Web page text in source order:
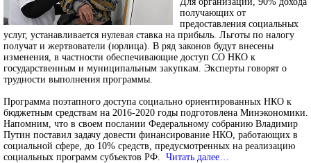
получающих от
предоставления социальных
услуг, устанавливается нулевая ставка на прибыль. Льготы по налогу
получат и жертвователи (юрлица). В ряд законов будут внесены
изменения, в частности обеспечивающие доступ СО НКО к
государственным и муниципальным закупкам. Эксперты говорят о
трудности выполнения программы.
Программа поэтапного доступа социально ориентированных НКО к
бюджетным средствам на 2016-2020 годы подготовлена Минэкономики.
Напомним, что в своем послании Федеральному собранию Владимир
Путин поставил задачу довести финансирование НКО, работающих в
социальной сфере, до 10% средств, предусмотренных на реализацию
социальных программ субъектов РФ. Читать далее…